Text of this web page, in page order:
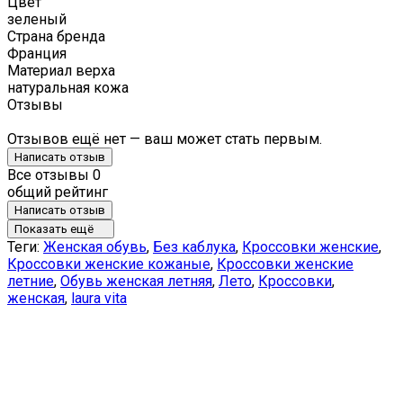
зеленый
Страна бренда
Франция
Материал верха
натуральная кожа
Отзывы
Отзывов ещё нет — ваш может стать первым.
Написать отзыв
Все отзывы 0
общий рейтинг
Написать отзыв
Показать ещё
Теги: Женская обувь, Без каблука, Кроссовки женские,
Кроссовки женские кожаные, Кроссовки женские
летние, Обувь женская летняя, Лето, Кроссовки,
женская, laura vita